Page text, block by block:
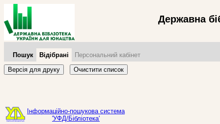
Державна
Пошук Відібрані
Персональний кабінет
Версія для друку
Очистити список
Інформаційно-пошукова система
'УФД/Бібліотека'